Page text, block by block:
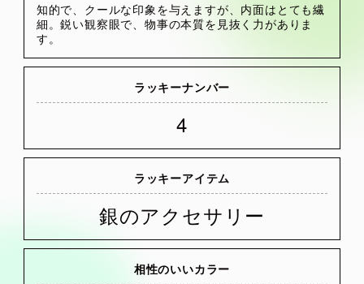
知的で、クールな印象を与えますが、内面はとても繊
細。鋭い観察眼で、物事の本質を見抜く力がありま
す。
ラッキーナンバー
4
ラッキーアイテム
銀のアクセサリー
相性のいいカラー